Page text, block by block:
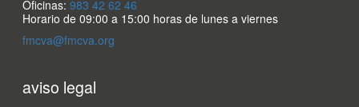
Oficinas: 983 42 62 46
Horario de 09:00 a 15:00 horas de lunes a viernes
fmcva@fmcva.org
Menu
aviso legal